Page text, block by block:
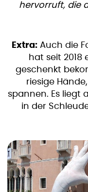
hervorruft, die
Extra: Auch die
hat seit 2018
geschenkt
riesige
spannen. Es liegt
in der